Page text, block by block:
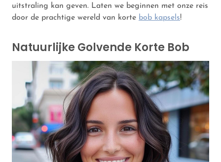
uitstraling kan geven. Laten we beginnen met onze reis
door de prachtige wereld van korte bob kapsels!
Natuurlijke Golvende Korte Bob